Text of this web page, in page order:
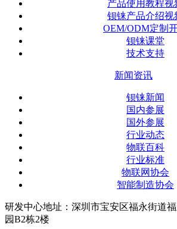
产品使用教程视
钡铼产品介绍视
OEM/ODM定制
钡铼课堂
技术支持
新闻资讯
钡铼新闻
国内参展
国外参展
行业动态
物联百科
行业标准
物联网协会
智能制造协会
研发中心地址：深圳市宝安区福永街道
园B2栋2楼